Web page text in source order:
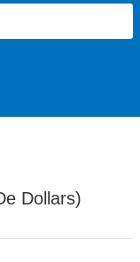
Dollars)